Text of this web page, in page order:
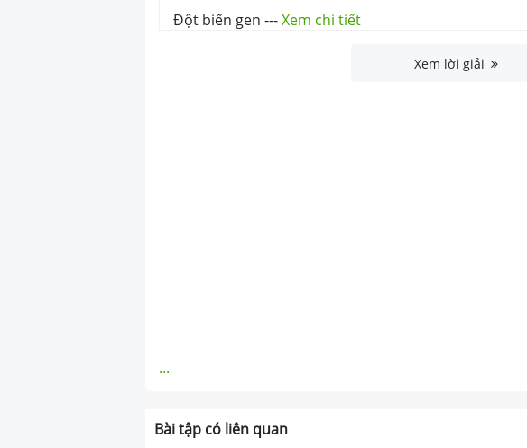
Đột biến gen ---Xem chi tiết
Xem lời giải
...
Bài tập có liên quan